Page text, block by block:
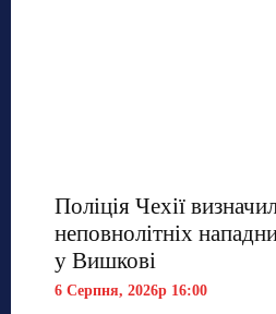
Поліція Чехії
неповнолітніх
у Вишкові
6 Серпня, 2026р 16:00